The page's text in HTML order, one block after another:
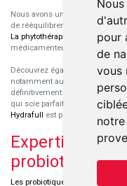
pour
de
vous
Nous avons un engouement
de rééquilibrer des carences
La phytothérapie
médicamenteux lorsqu'ils sont
Découvrez également les
notamment au sein de la
définitivement axée sur le
qui scie parfaitement aux
Hydrafull est pensée pour une
Expertise
probiotiques
Les probiotiques font parti des